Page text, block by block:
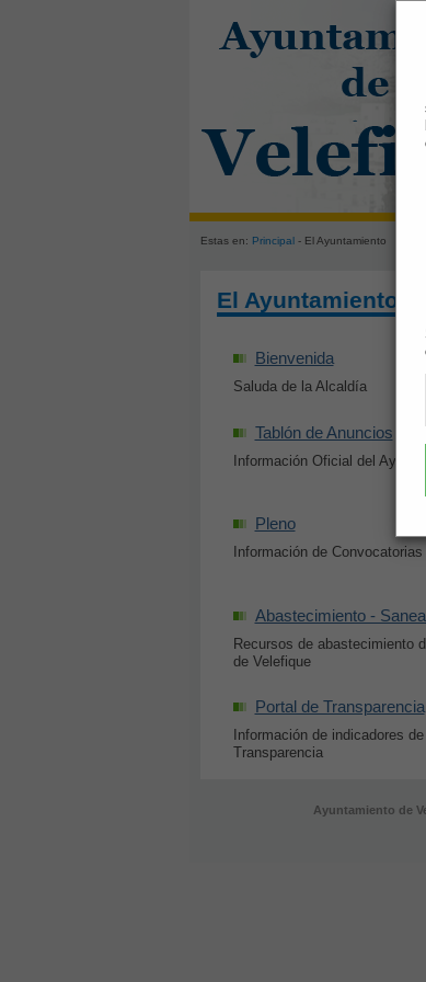
Estas en: Principal- El Ayuntamiento
El Ayuntamiento
Bienvenida
Saluda de la Alcaldía
Tablón de Anuncios
Información Oficial del
Pleno
Información de
Abastecimiento -
Recursos de abastecimiento
de Velefique
Portal de Transparencia
Información de indicadores de
Transparencia
Ayuntamiento de